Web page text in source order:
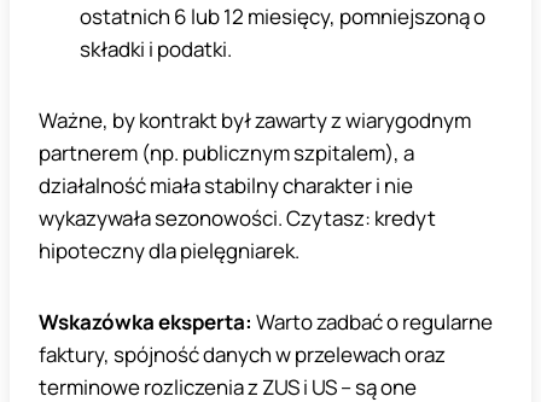
ostatnich 6 lub 12 miesięcy, pomniejszoną o
składki i podatki.
Ważne, by kontrakt był zawarty z wiarygodnym
partnerem (np. publicznym szpitalem), a
działalność miała stabilny charakter i nie
wykazywała sezonowości. Czytasz: kredyt
hipoteczny dla pielęgniarek.
Wskazówka eksperta: Warto zadbać o regularne
faktury, spójność danych w przelewach oraz
terminowe rozliczenia z ZUS i US – są one